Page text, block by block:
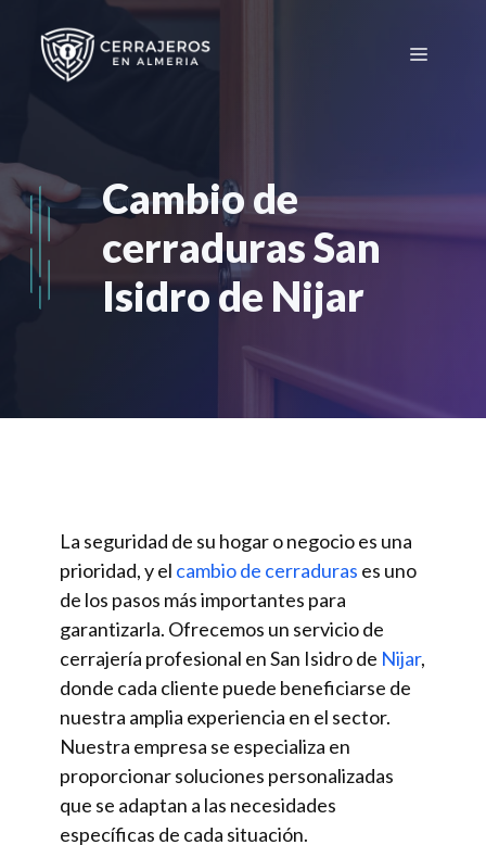
contenido
Menú
Cambio de
cerraduras San
Isidro de Nijar
La seguridad de su hogar o negocio es una
prioridad, y el cambio de cerraduras es uno
de los pasos más importantes para
garantizarla. Ofrecemos un servicio de
cerrajería profesional en San Isidro de Nijar,
donde cada cliente puede beneficiarse de
nuestra amplia experiencia en el sector.
Nuestra empresa se especializa en
proporcionar soluciones personalizadas
que se adaptan a las necesidades
específicas de cada situación.